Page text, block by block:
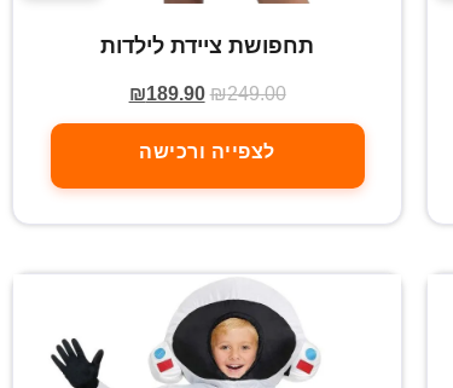
תחפושת ציידת לילדות
₪249.00
₪189.90
לצפייה ורכישה